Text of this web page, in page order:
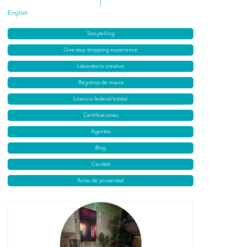
English
Storytelling
One-stop shopping experience
Laboratorio creativo
Registros de marca
Licencia federal/estatal
Certificaciones
Agentes
Blog
Caridad
Aviso de privacidad